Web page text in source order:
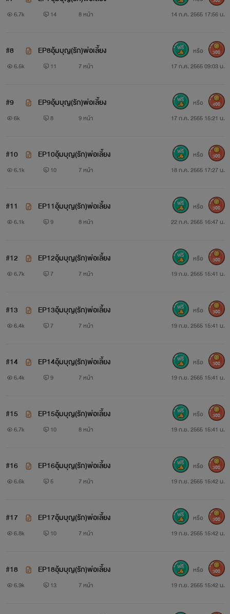
6.7k 14 8 หน้า 14 ก.ค. 2565 17:56 น.
#8 EP8อุ้มบุญ(รัก)พ่อเลี้ยง
6.5k 11 7 หน้า 17 ก.ค. 2565 09:03 น.
หรือ 300
#9 EP9อุ้มบุญ(รัก)พ่อเลี้ยง
6k 8 9 หน้า 17 ก.ค. 2565 15:21 น.
หรือ 400
#10 EP10อุ้มบุญ(รัก)พ่อเลี้ยง
6.1k 10 7 หน้า 18 ก.ค. 2565 17:27 น.
หรือ 300
#11 EP11อุ้มบุญ(รัก)พ่อเลี้ยง
6.1k 9 8 หน้า 22 ก.ค. 2565 16:47 น.
หรือ 300
#12 EP12อุ้มบุญ(รัก)พ่อเลี้ยง
6.7k 7 7 หน้า 19 ก.ย. 2565 15:41 น.
หรือ 300
#13 EP13อุ้มบุญ(รัก)พ่อเลี้ยง
6.4k 7 7 หน้า 19 ก.ย. 2565 15:41 น.
หรือ 300
#14 EP14อุ้มบุญ(รัก)พ่อเลี้ยง
6.4k 9 7 หน้า 19 ก.ย. 2565 15:41 น.
หรือ 300
#15 EP15อุ้มบุญ(รัก)พ่อเลี้ยง
6.7k 10 8 หน้า 19 ก.ย. 2565 15:41 น.
หรือ 300
#16 EP16อุ้มบุญ(รัก)พ่อเลี้ยง
6.6k 5 7 หน้า 19 ก.ย. 2565 15:42 น.
หรือ 300
#17 EP17อุ้มบุญ(รัก)พ่อเลี้ยง
6.8k 10 7 หน้า 19 ก.ย. 2565 15:42 น.
หรือ 300
#18 EP18อุ้มบุญ(รัก)พ่อเลี้ยง
6.9k 13 7 หน้า 19 ก.ย. 2565 15:42 น.
หรือ 300